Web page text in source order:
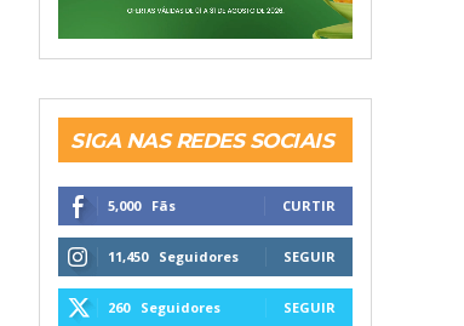
SIGA NAS REDES SOCIAIS
5,000 Fãs CURTIR
11,450 Seguidores SEGUIR
260 Seguidores SEGUIR